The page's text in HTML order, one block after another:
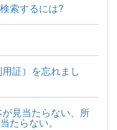
索するには?
証）を忘れまし
見当たらない、所
たらない。